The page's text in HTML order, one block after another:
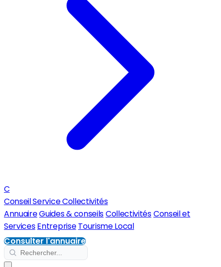
C
Conseil Service Collectivités
AnnuaireGuides & conseilsCollectivitésConseil et
ServicesEntreprise Tourisme Local
Consulter l'annuaire